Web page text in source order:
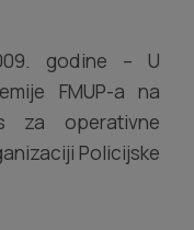
godine – U
FMUP-a na
za operativne
Policijske